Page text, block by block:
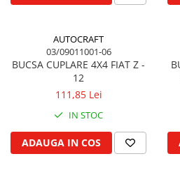
Colier toba esapament
Turbosuflanta
Flexibil evacuare
Garnituri motor
Garnitura baie de ulei
Garnitura culbutori capac camera
supapelor
Garnitura chiulasa motor
Filtru ulei de motor
Prefiltru de aer
Filtru de aerisire, particule
Cablu de frana
Cilindru de frana
Frana de oprire
Kola Rivale
Lemken
Supertino
Seko
AUTOCRAFT
03/09011001-06
BUCSA CUPLARE 4X4 FIAT Z -
12
111,85 Lei
IN STOC
ADAUGA IN COS